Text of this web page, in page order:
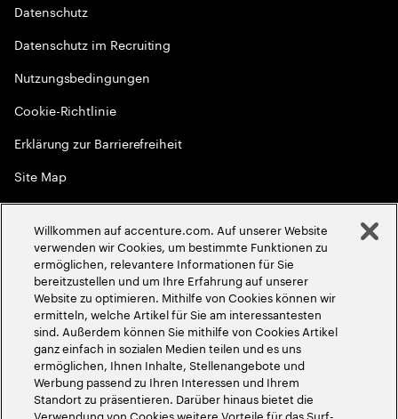
Datenschutz
Datenschutz im Recruiting
Nutzungsbedingungen
Cookie-Richtlinie
Erklärung zur Barrierefreiheit
Site Map
Globale Meritokratie
2026Accenture. Alle Rechte vorbehalten
Willkommen auf accenture.com. Auf unserer Website
verwenden wir Cookies, um bestimmte Funktionen zu
ermöglichen, relevantere Informationen für Sie
bereitzustellen und um Ihre Erfahrung auf unserer
Website zu optimieren. Mithilfe von Cookies können wir
ermitteln, welche Artikel für Sie am interessantesten
sind. Außerdem können Sie mithilfe von Cookies Artikel
ganz einfach in sozialen Medien teilen und es uns
ermöglichen, Ihnen Inhalte, Stellenangebote und
Werbung passend zu Ihren Interessen und Ihrem
Standort zu präsentieren. Darüber hinaus bietet die
Verwendung von Cookies weitere Vorteile für das Surf-